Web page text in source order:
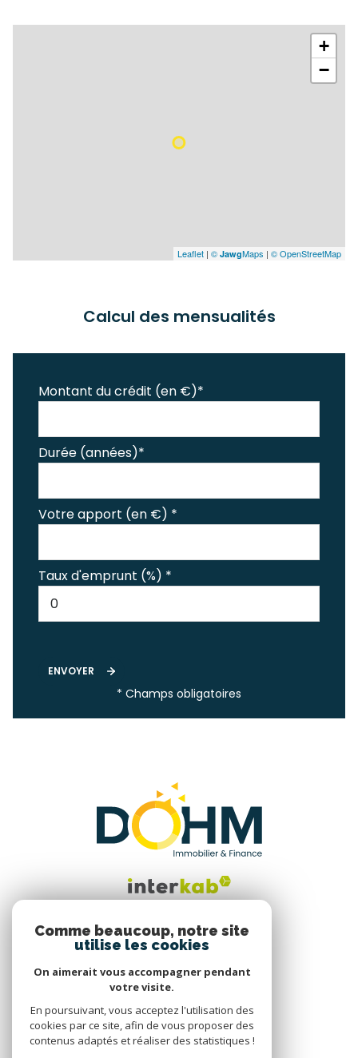
+
−
Leaflet | © JawgMaps | © OpenStreetMap
Calcul des mensualités
Montant du crédit (en €)*
Durée (années)*
Votre apport (en €) *
Taux d'emprunt (%) *
ENVOYER
* Champs obligatoires
Nous suivre
Comme beaucoup, notre site
utilise les cookies
On aimerait vous accompagner pendant
votre visite.
En poursuivant, vous acceptez l'utilisation des
cookies par ce site, afin de vous proposer des
contenus adaptés et réaliser des statistiques !